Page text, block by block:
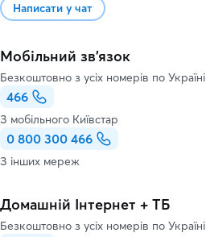
Написати у чат
Мобільний зв'язок
Безкоштовно з усіх номерів по Україні
466
З мобільного Київстар
0 800 300 466
З інших мереж
Домашній Інтернет + ТБ
Безкоштовно з усіх номерів по Україні